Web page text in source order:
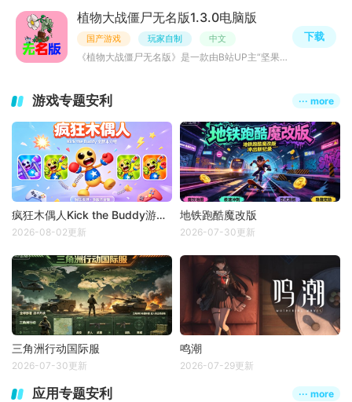
植物大战僵尸无名版1.3.0电脑版
国产游戏 玩家自制 中文
《植物大战僵尸无名版》是一款由B站UP主“坚果碎巧克力冰激凌”基于原版一代完全重构机制的硬核策略向同人改
下载
游戏专题安利 ··· more
疯狂木偶人Kick the Buddy游戏大全
2026-08-02更新
地铁跑酷魔改版
2026-07-30更新
三角洲行动国际服
2026-07-30更新
鸣潮
2026-07-29更新
应用专题安利 ··· more